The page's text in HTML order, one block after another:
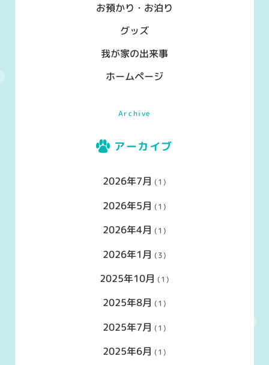
お預かり・お泊り
グッズ
我が家の出来事
ホームページ
Archive
アーカイブ
2026年7月 (1)
2026年5月 (1)
2026年4月 (1)
2026年1月 (3)
2025年10月 (1)
2025年8月 (1)
2025年7月 (1)
2025年6月 (1)